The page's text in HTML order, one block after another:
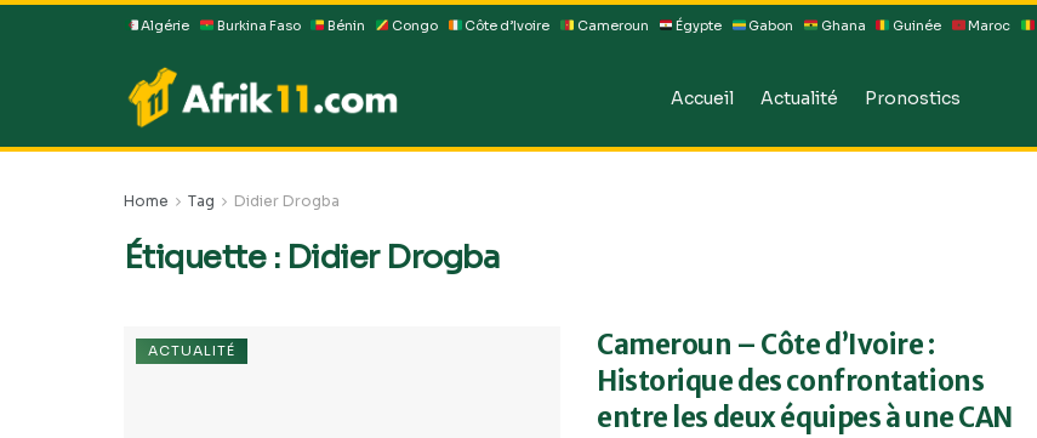
Algérie Burkina Faso Bénin Congo Côte d’Ivoire Cameroun Égypte Gabon Ghana Guinée Maroc
Accueil Actualité Pronostics
Home Tag Didier Drogba
Étiquette : Didier Drogba
ACTUALITÉ
Cameroun – Côte d’Ivoire :
Historique des confrontations
entre les deux équipes à une CAN